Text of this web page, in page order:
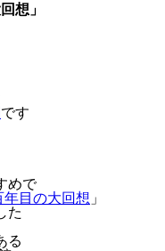
想」
です
めで
目の大回想 」
た
る